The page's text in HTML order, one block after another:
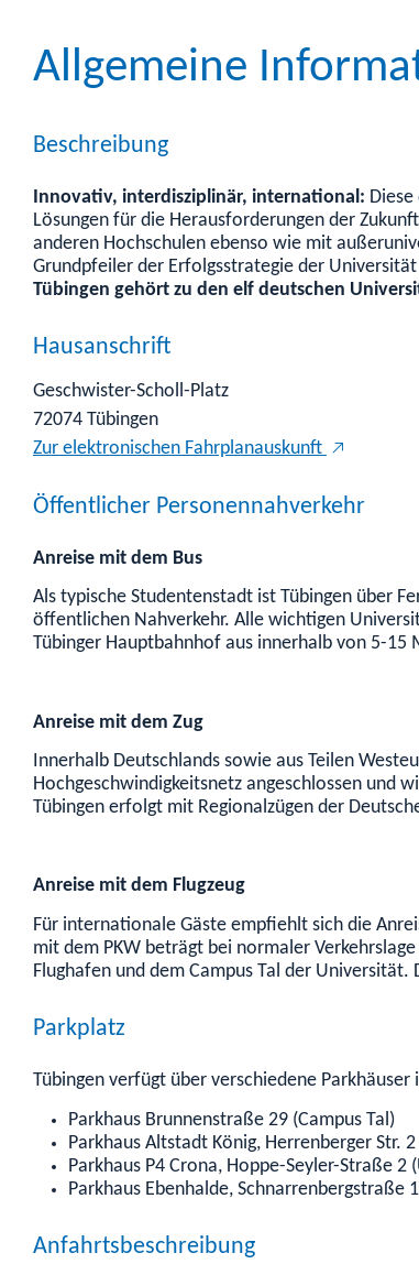
Allgemeine
Beschreibung
Innovativ, interdisziplinär, international:
Lösungen für die Herausforderungen der
anderen Hochschulen ebenso wie mit
Grundpfeiler der Erfolgsstrategie der
Tübingen gehört zu den elf deutschen
Hausanschrift
Geschwister-Scholl-Platz
72074 Tübingen
Zur elektronischen Fahrplanauskunft
Öffentlicher Personennahverkehr
Anreise mit dem Bus
Als typische Studentenstadt ist Tübingen über
öffentlichen Nahverkehr. Alle wichtigen
Tübinger Hauptbahnhof aus innerhalb von 5-15
Anreise mit dem Zug
Innerhalb Deutschlands sowie aus Teilen
Hochgeschwindigkeitsnetz angeschlossen und
Tübingen erfolgt mit Regionalzügen der
Anreise mit dem Flugzeug
Für internationale Gäste empfiehlt sich die
mit dem PKW beträgt bei normaler
Flughafen und dem Campus Tal der
Parkplatz
Tübingen verfügt über verschiedene
Parkhaus Brunnenstraße 29 (Campus Tal)
Parkhaus Altstadt König, Herrenberger Str.
Parkhaus P4 Crona, Hoppe-Seyler-Straße 2
Parkhaus Ebenhalde, Schnarrenbergstraße
Anfahrtsbeschreibung